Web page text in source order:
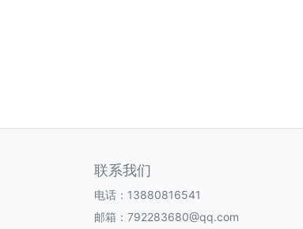
联系我们
电话：13880816541
邮箱：792283680@qq.com